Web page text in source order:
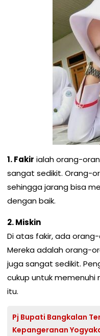
1. Fakir ialah orang-
sangat sedikit. Orang-
sehingga jarang bisa
dengan baik.
2. Miskin
Di atas fakir, ada
Mereka adalah orang-
juga sangat sedikit.
cukup untuk memenuhi
itu.
Pj Bupati Bangkalan
Kepangeranan